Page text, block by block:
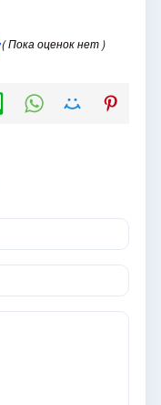
( Пока оценок нет )